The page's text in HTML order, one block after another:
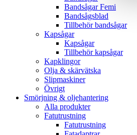
Bandsågar Femi
Bandsågsblad
Tillbehör bandsågar
Kapsågar
Kapsågar
Tillbehör kapsågar
Kapklingor
Olja & skärvätska
Slipmaskiner
Övrigt
Smörjning & oljehantering
Alla produkter
Fatutrustning
Fatutrustning